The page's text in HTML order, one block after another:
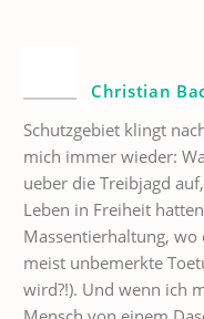
Christian
Schutzgebiet klingt
mich immer wieder:
ueber die Treibjagd
Leben in Freiheit
Massentierhaltung,
meist unbemerkte
wird?!). Und wenn ich